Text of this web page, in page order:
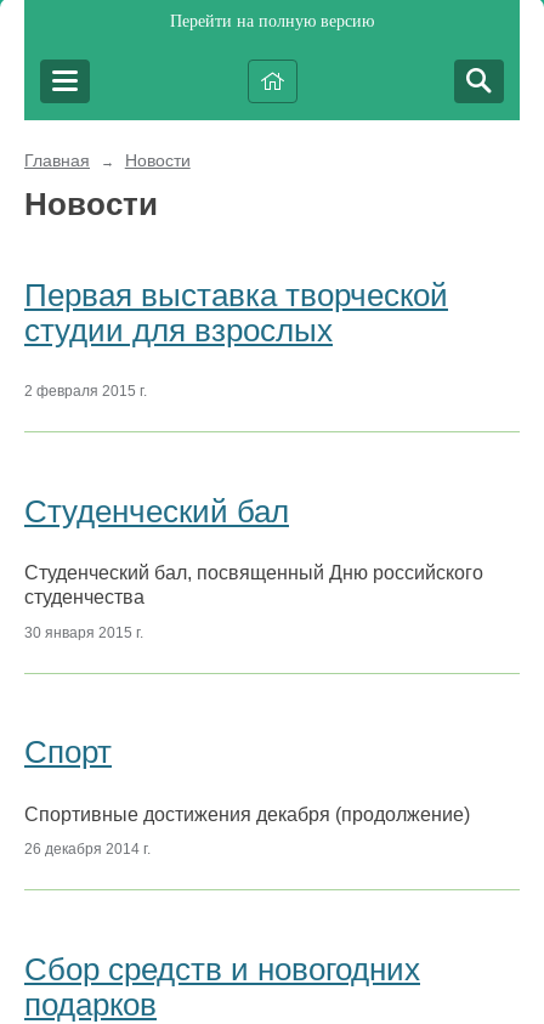
Перейти на полную версию
Главная → Новости
Новости
Первая выставка творческой
студии для взрослых
2 февраля 2015 г.
Студенческий бал
Студенческий бал, посвященный Дню российского
студенчества
30 января 2015 г.
Спорт
Спортивные достижения декабря (продолжение)
26 декабря 2014 г.
Сбор средств и новогодних
подарков